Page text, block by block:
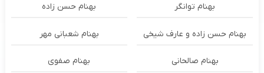
بهنام توانگر بهنام حسن زاده
بهنام حسن زاده و عارف شیخی بهنام شعبانی مهر
بهنام صالحانی بهنام صفوی